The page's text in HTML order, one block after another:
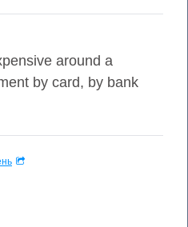
around a
by card, by bank